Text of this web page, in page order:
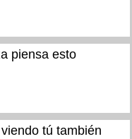
piensa esto
tú también